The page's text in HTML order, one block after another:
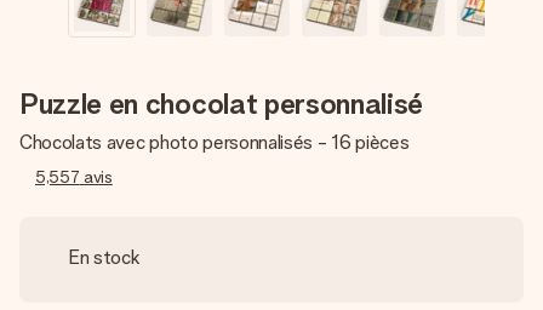
Puzzle en chocolat personnalisé
Chocolats avec photo personnalisés - 16 pièces
5,557 avis
En stock